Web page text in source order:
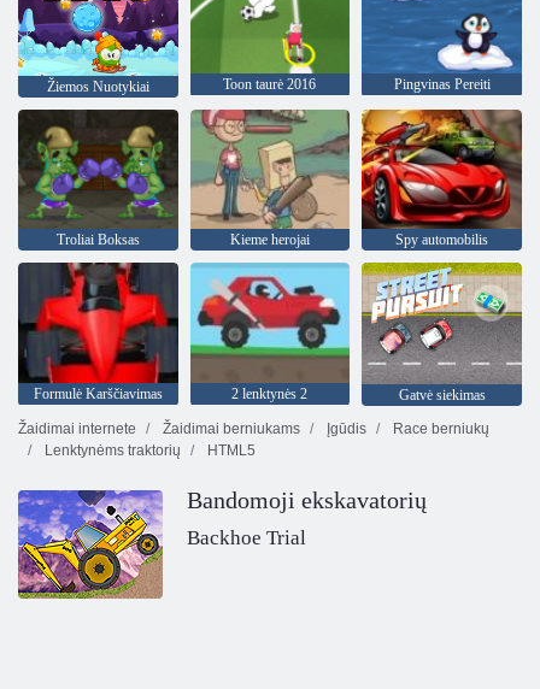
Žiemos Nuotykiai Toon taurė 2016 Pingvinas Pereiti
Troliai Boksas Kieme herojai Spy automobilis
Formulė Karščiavimas 2 lenktynės 2
Gatvė siekimas
Žaidimai internete
Žaidimai berniukams Įgūdis
Race berniukų
Lenktynėms traktorių
HTML5
Bandomoji ekskavatorių
Backhoe Trial